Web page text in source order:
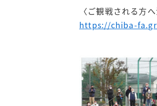
〈ご観戦される方
https://chiba-